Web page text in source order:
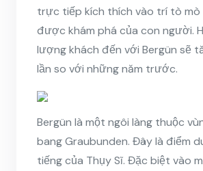
trực tiếp kích thích vào trí tò mò
được khám phá của con người.
lượng khách đến với Bergün sẽ
lần so với những năm trước.
Bergün là một ngôi làng thuộc
bang Graubunden. Đây là điểm
tiếng của Thụy Sĩ. Đặc biệt vào